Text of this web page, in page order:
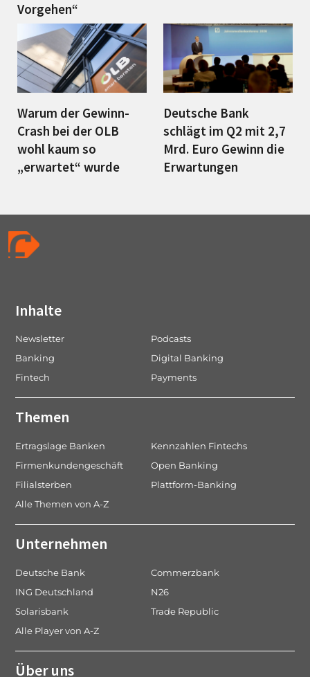
Vorgehen“
Warum der Gewinn-
Crash bei der OLB
wohl kaum so
„erwartet“ wurde
Deutsche Bank
schlägt im Q2 mit 2,7
Mrd. Euro Gewinn die
Erwartungen
Inhalte
Newsletter
Podcasts
Banking
Digital Banking
Fintech
Payments
Themen
Ertragslage Banken
Kennzahlen Fintechs
Firmenkundengeschäft
Open Banking
Filialsterben
Plattform-Banking
Alle Themen von A-Z
Unternehmen
Deutsche Bank
Commerzbank
ING Deutschland
N26
Solarisbank
Trade Republic
Alle Player von A-Z
Über uns